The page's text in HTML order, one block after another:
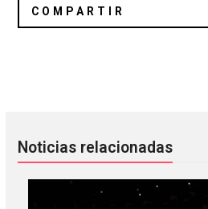
Noticias relacionadas